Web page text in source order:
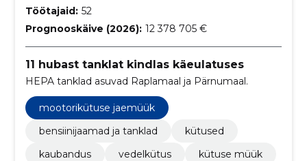
Töötajaid: 52
Prognooskäive (2026): 12 378 705 €
11 hubast tanklat kindlas käeulatuses
HEPA tanklad asuvad Raplamaal ja Pärnumaal.
mootorikütuse jaemüük
bensiinijaamad ja tanklad
kütused
kaubandus
vedelkütus
kütuse müük